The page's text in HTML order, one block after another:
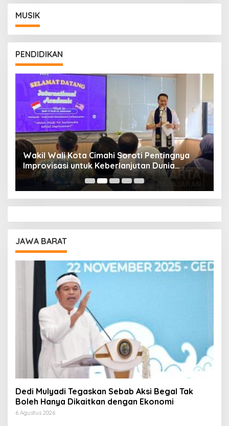
MUSIK
PENDIDIKAN
Wakil Wali Kota Cimahi Soroti Pentingnya
Improvisasi untuk Keberlanjutan Dunia
Pendidikan
JAWA BARAT
Dedi Mulyadi Tegaskan Sebab Aksi Begal Tak
Boleh Hanya Dikaitkan dengan Ekonomi
6 Agustus 2026